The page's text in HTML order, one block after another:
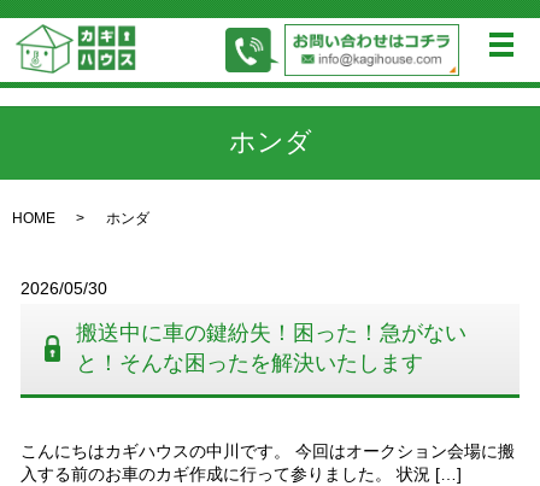
メ
ホンダ
HOME ホンダ
2026/05/30
搬送中に車の鍵紛失！困った！急がない
と！そんな困ったを解決いたします
こんにちはカギハウスの中川です。 今回はオークション会場に搬
入する前のお車のカギ作成に行って参りました。 状況 […]